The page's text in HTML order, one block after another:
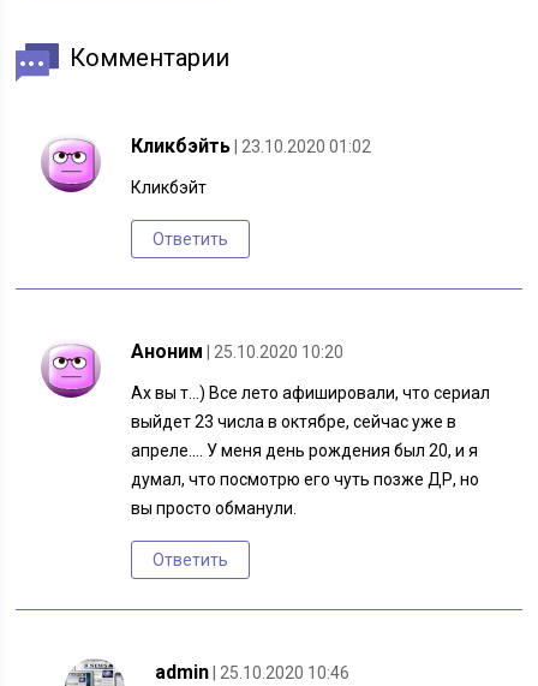
Комментарии
Кликбэйть | 23.10.2020 01:02
Кликбэйт
Ответить
Аноним | 25.10.2020 10:20
Ах вы т…) Все лето афишировали, что сериал
выйдет 23 числа в октябре, сейчас уже в
апреле…. У меня день рождения был 20, и я
думал, что посмотрю его чуть позже ДР, но
вы просто обманули.
Ответить
admin | 25.10.2020 10:46